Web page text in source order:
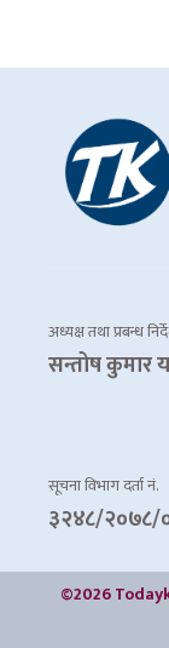
अध्यक्ष तथा प्रबन्ध
सन्तोष कुमार
सूचना विभाग दर्ता नं.
३२४८/२०७८/
©2026